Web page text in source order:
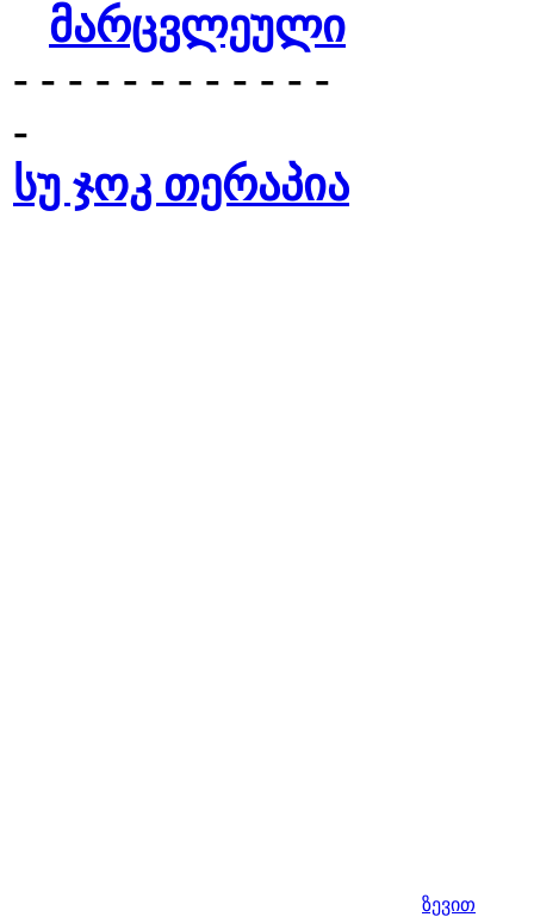
მარცვლეული
- - - - - - - - - - - -
-
სუ ჯოკ თერაპია
ზევით